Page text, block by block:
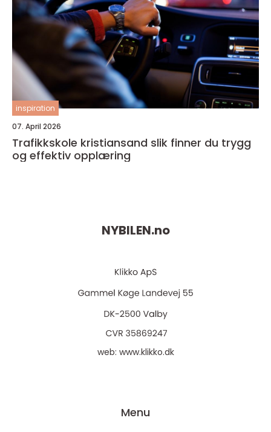
inspiration
07. April 2026
Trafikkskole kristiansand slik finner du trygg
og effektiv opplæring
NYBILEN.no
web: www.klikko.dk
Menu